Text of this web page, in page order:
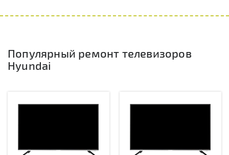
Популярный ремонт телевизоров
Hyundai